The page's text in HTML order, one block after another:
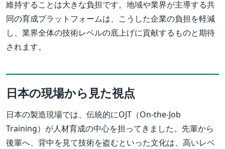
維持することは大きな負担です。地域や業界が主導する共
同の育成プラットフォームは、こうした企業の負担を軽減
し、業界全体の技術レベルの底上げに貢献するものと期待
されます。
日本の現場から見た視点
日本の製造現場では、伝統的にOJT（On-the-Job
Training）が人材育成の中心を担ってきました。先輩から
後輩へ、背中を見て技術を盗むといった文化は、高いレベ